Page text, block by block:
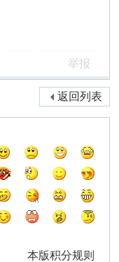
举报
返回列表
本版积分规则